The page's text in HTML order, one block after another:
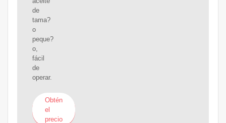
de
tama?
o
peque?
o,
fácil
de
operar.
Obtén
el
precio